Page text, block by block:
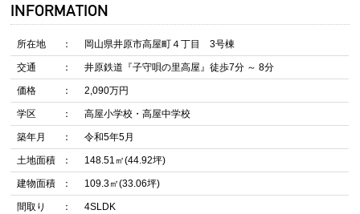
INFORMATION
所在地 岡山県井原市高屋町４丁目 3号棟
交通 井原鉄道『子守唄の里高屋』徒歩7分 ～ 8分
価格 2,090万円
学区 高屋小学校・高屋中学校
築年月 令和5年5月
土地面積 148.51㎡(44.92坪)
建物面積 109.3㎡(33.06坪)
間取り 4SLDK